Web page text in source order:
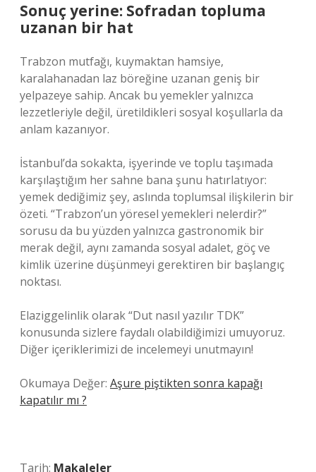
Sonuç yerine: Sofradan topluma
uzanan bir hat
Trabzon mutfağı, kuymaktan hamsiye,
karalahanadan laz böreğine uzanan geniş bir
yelpazeye sahip. Ancak bu yemekler yalnızca
lezzetleriyle değil, üretildikleri sosyal koşullarla da
anlam kazanıyor.
İstanbul’da sokakta, işyerinde ve toplu taşımada
karşılaştığım her sahne bana şunu hatırlatıyor:
yemek dediğimiz şey, aslında toplumsal ilişkilerin bir
özeti. “Trabzon’un yöresel yemekleri nelerdir?”
sorusu da bu yüzden yalnızca gastronomik bir
merak değil, aynı zamanda sosyal adalet, göç ve
kimlik üzerine düşünmeyi gerektiren bir başlangıç
noktası.
Elaziggelinlik olarak “Dut nasıl yazılır TDK”
konusunda sizlere faydalı olabildiğimizi umuyoruz.
Diğer içeriklerimizi de incelemeyi unutmayın!
Okumaya Değer: Aşure piştikten sonra kapağı
kapatılır mı ?
Tarih: Makaleler